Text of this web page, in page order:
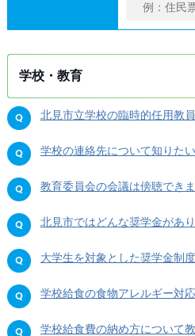
学校・教育
北見市立学校の臨時的任用教員及び時間講師希
学校の連絡先について知りた
教育委員会の会議は傍聴でき
北見市ではどんな奨学金があ
大学生を対象とした奨学金制度
学校給食の食物アレルギー対応につい
学校給食費の納め方について教え